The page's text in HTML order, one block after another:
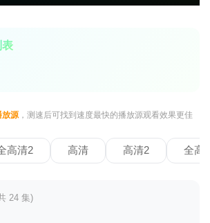
表
放源，测速后可找到速度最快的播放源观看效果更佳
高清2 高清 高清2 全高
24 集)